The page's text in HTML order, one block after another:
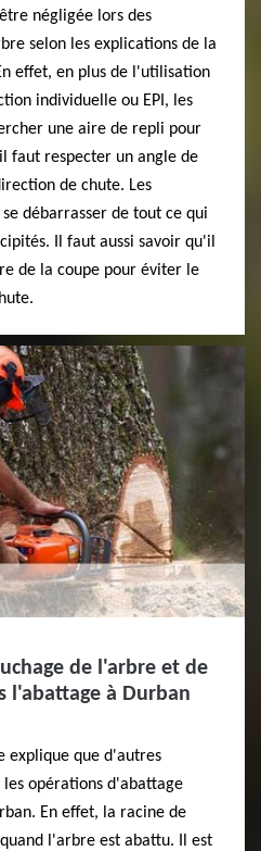
négligée lors des
selon les explications de la
effet, en plus de l'utilisation
individuelle ou EPI, les
une aire de repli pour
faut respecter un angle de
de chute. Les
débarrasser de tout ce qui
Il faut aussi savoir qu'il
de la coupe pour éviter le
de l'arbre et de
l'abattage à Durban
explique que d'autres
opérations d'abattage
En effet, la racine de
l'arbre est abattu. Il est